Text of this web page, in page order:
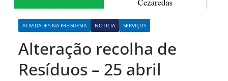
ATIVIDADES NA FREGUESIA NOTICIA SERVIÇOS
Alteração recolha de
Resíduos – 25 abril